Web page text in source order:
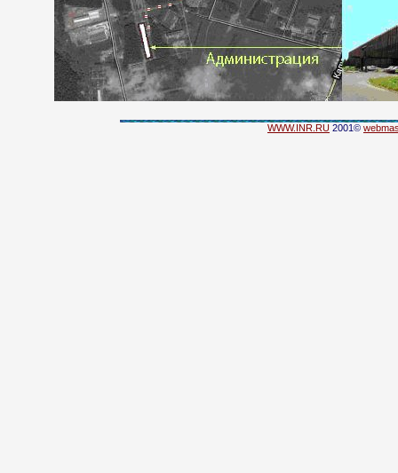
WWW.INR.RU 2001©